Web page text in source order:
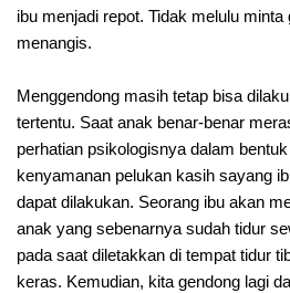
ibu menjadi repot. Tidak melulu
menangis.
Menggendong masih tetap bisa
tertentu. Saat anak benar-benar
perhatian psikologisnya dalam
kenyamanan pelukan kasih sayang
dapat dilakukan. Seorang ibu akan
anak yang sebenarnya sudah tidur
pada saat diletakkan di tempat tidur
keras. Kemudian, kita gendong lagi